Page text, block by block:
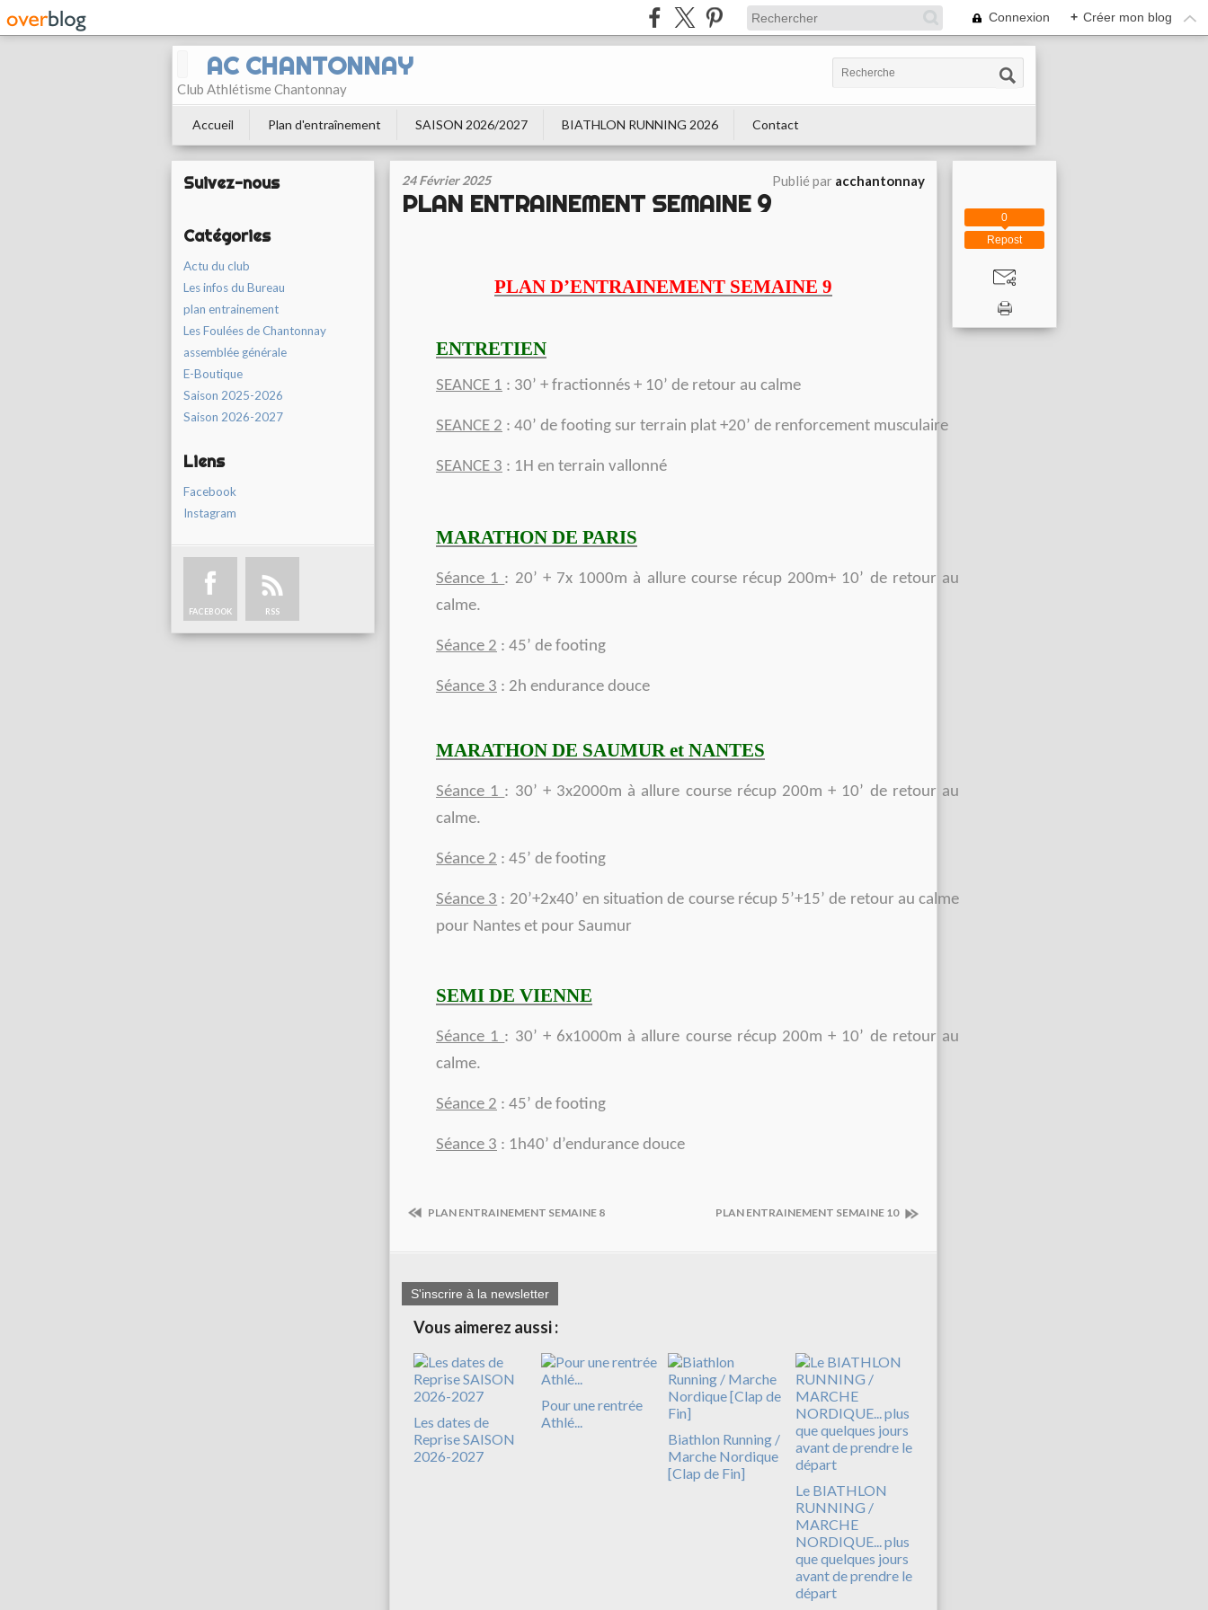
Connexion + Créer mon blog
AC CHANTONNAY
Club Athlétisme Chantonnay
Accueil Plan d'entraînement SAISON 2026/2027 BIATHLON RUNNING 2026 Contact
Suivez-nous
Catégories
Actu du club
Les infos du Bureau
plan entrainement
Les Foulées de Chantonnay
assemblée générale
E-Boutique
Saison 2025-2026
Saison 2026-2027
Liens
Facebook
Instagram
FACEBOOK RSS
24 Février 2025 Publié par acchantonnay
PLAN ENTRAINEMENT SEMAINE 9
PLAN D’ENTRAINEMENT SEMAINE 9
ENTRETIEN
SEANCE 1 : 30’ + fractionnés + 10’ de retour au calme
SEANCE 2 : 40’ de footing sur terrain plat +20’ de renforcement musculaire
SEANCE 3 : 1H en terrain vallonné
MARATHON DE PARIS
Séance 1 : 20’ + 7x 1000m à allure course récup 200m+ 10’ de retour au
calme.
Séance 2 : 45’ de footing
Séance 3 : 2h endurance douce
MARATHON DE SAUMUR et NANTES
Séance 1 : 30’ + 3x2000m à allure course récup 200m + 10’ de retour au
calme.
Séance 2 : 45’ de footing
Séance 3 : 20’+2x40’ en situation de course récup 5’+15’ de retour au calme
pour Nantes et pour Saumur
SEMI DE VIENNE
Séance 1 : 30’ + 6x1000m à allure course récup 200m + 10’ de retour au
calme.
Séance 2 : 45’ de footing
Séance 3 : 1h40’ d’endurance douce
PLAN ENTRAINEMENT SEMAINE 8 PLAN ENTRAINEMENT SEMAINE 10
S'inscrire à la newsletter
Vous aimerez aussi :
Les dates de
Reprise SAISON
2026-2027
Pour une rentrée
Athlé...
Biathlon Running /
Marche Nordique
[Clap de Fin]
Le BIATHLON
RUNNING /
MARCHE
NORDIQUE... plus
que quelques jours
avant de prendre le
départ
Repost
0